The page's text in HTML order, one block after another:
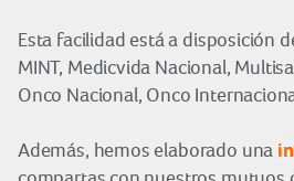
Esta facilidad está a disposición
MINT, Medicvida Nacional,
Onco Nacional, Onco
Además, hemos elaborado una